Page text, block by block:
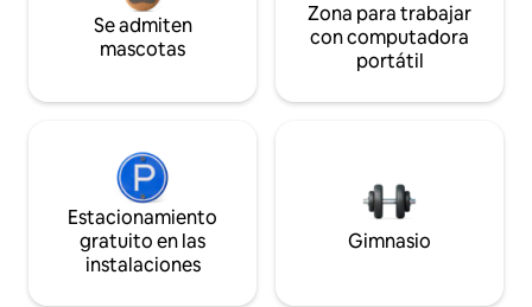
Se admiten
mascotas
Zona para trabajar
con computadora
portátil
Estacionamiento
gratuito en las
instalaciones
Gimnasio